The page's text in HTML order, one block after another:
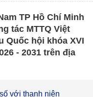
TP Hồ Chí Minh
tác MTTQ Việt
Quốc hội khóa XVI
- 2031 trên địa
với thanh niên